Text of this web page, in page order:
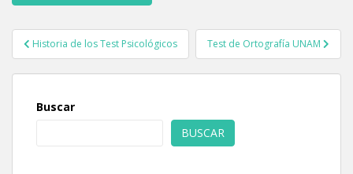
Navegación
de
entradas
Historia de los Test Psicológicos Test de Ortografía UNAM
Buscar
BUSCAR